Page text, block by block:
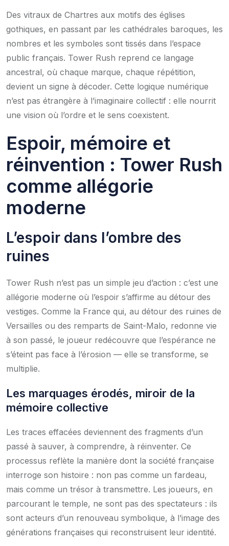
Des vitraux de Chartres aux motifs des églises
gothiques, en passant par les cathédrales baroques, les
nombres et les symboles sont tissés dans l’espace
public français. Tower Rush reprend ce langage
ancestral, où chaque marque, chaque répétition,
devient un signe à décoder. Cette logique numérique
n’est pas étrangère à l’imaginaire collectif : elle nourrit
une vision où l’ordre et le sens coexistent.
Espoir, mémoire et
réinvention : Tower Rush
comme allégorie
moderne
L’espoir dans l’ombre des
ruines
Tower Rush n’est pas un simple jeu d’action : c’est une
allégorie moderne où l’espoir s’affirme au détour des
vestiges. Comme la France qui, au détour des ruines de
Versailles ou des remparts de Saint-Malo, redonne vie
à son passé, le joueur redécouvre que l’espérance ne
s’éteint pas face à l’érosion — elle se transforme, se
multiplie.
Les marquages érodés, miroir de la
mémoire collective
Les traces effacées deviennent des fragments d’un
passé à sauver, à comprendre, à réinventer. Ce
processus reflète la manière dont la société française
interroge son histoire : non pas comme un fardeau,
mais comme un trésor à transmettre. Les joueurs, en
parcourant le temple, ne sont pas des spectateurs : ils
sont acteurs d’un renouveau symbolique, à l’image des
générations françaises qui reconstruisent leur identité.